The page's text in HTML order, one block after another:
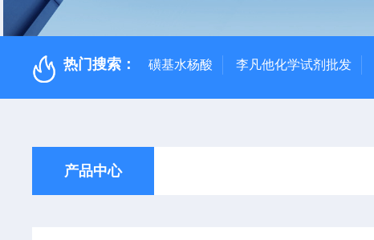
热门搜索： 磺基水杨酸 李凡他化学试剂批发
产品中心